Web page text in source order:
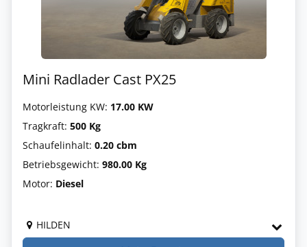
Mini Radlader Cast PX25
Motorleistung KW: 17.00 KW
Tragkraft: 500 Kg
Schaufelinhalt: 0.20 cbm
Betriebsgewicht: 980.00 Kg
Motor: Diesel
HILDEN